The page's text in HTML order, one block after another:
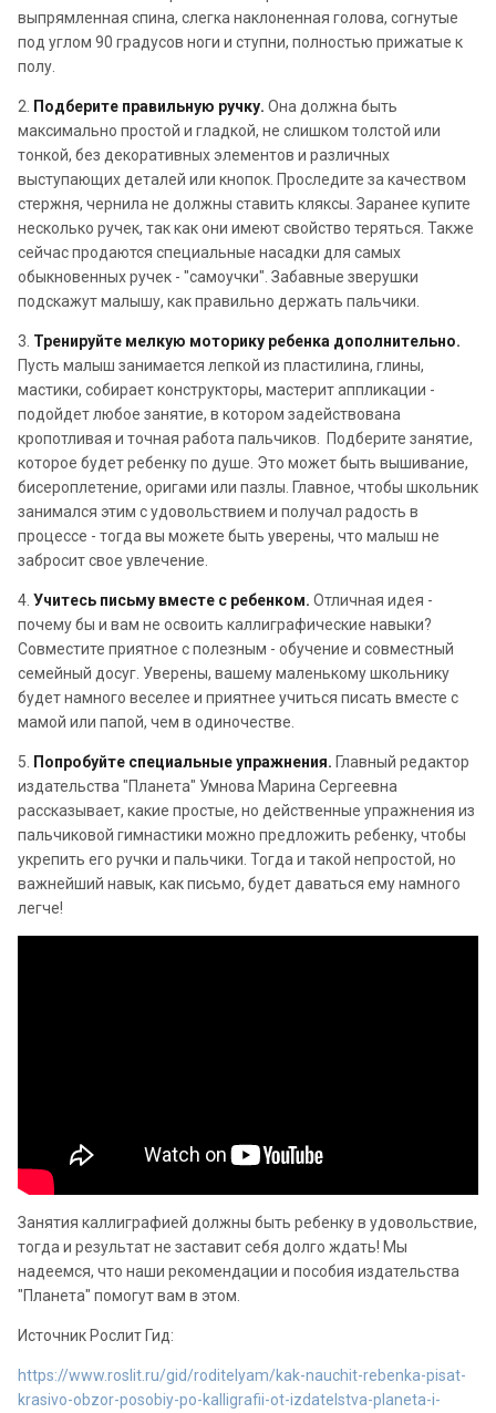
выпрямленная спина, слегка наклоненная голова, согнутые
под углом 90 градусов ноги и ступни, полностью прижатые к
полу.
2. Подберите правильную ручку. Она должна быть
максимально простой и гладкой, не слишком толстой или
тонкой, без декоративных элементов и различных
выступающих деталей или кнопок. Проследите за качеством
стержня, чернила не должны ставить кляксы. Заранее купите
несколько ручек, так как они имеют свойство теряться. Также
сейчас продаются специальные насадки для самых
обыкновенных ручек - "самоучки". Забавные зверушки
подскажут малышу, как правильно держать пальчики.
3. Тренируйте мелкую моторику ребенка дополнительно.
Пусть малыш занимается лепкой из пластилина, глины,
мастики, собирает конструкторы, мастерит аппликации -
подойдет любое занятие, в котором задействована
кропотливая и точная работа пальчиков. Подберите занятие,
которое будет ребенку по душе. Это может быть вышивание,
бисероплетение, оригами или пазлы. Главное, чтобы школьник
занимался этим с удовольствием и получал радость в
процессе - тогда вы можете быть уверены, что малыш не
забросит свое увлечение.
4. Учитесь письму вместе с ребенком. Отличная идея -
почему бы и вам не освоить каллиграфические навыки?
Совместите приятное с полезным - обучение и совместный
семейный досуг. Уверены, вашему маленькому школьнику
будет намного веселее и приятнее учиться писать вместе с
мамой или папой, чем в одиночестве.
5. Попробуйте специальные упражнения. Главный редактор
издательства "Планета" Умнова Марина Сергеевна
рассказывает, какие простые, но действенные упражнения из
пальчиковой гимнастики можно предложить ребенку, чтобы
укрепить его ручки и пальчики. Тогда и такой непростой, но
важнейший навык, как письмо, будет даваться ему намного
легче!
Занятия каллиграфией должны быть ребенку в удовольствие,
тогда и результат не заставит себя долго ждать! Мы
надеемся, что наши рекомендации и пособия издательства
"Планета" помогут вам в этом.
Источник Рослит Гид:
https://www.roslit.ru/gid/roditelyam/kak-nauchit-rebenka-pisat-
krasivo-obzor-posobiy-po-kalligrafii-ot-izdatelstva-planeta-i-